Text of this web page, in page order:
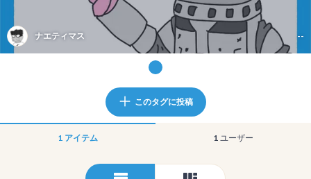
ナエティマス --
このタグに投稿
1 アイテム 1 ユーザー